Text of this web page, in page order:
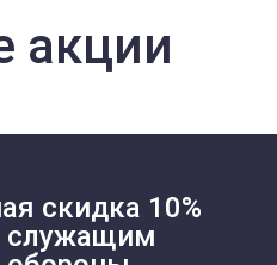
акции
скидка 10%